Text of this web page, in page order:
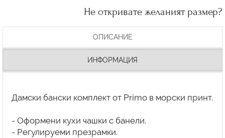
Не откривате желаният размер?
ОПИСАНИЕ
ИНФОРМАЦИЯ
Дамски бански комплект от Primo в морски принт.
- Оформени кухи чашки с банели.
- Регулируеми презрамки.